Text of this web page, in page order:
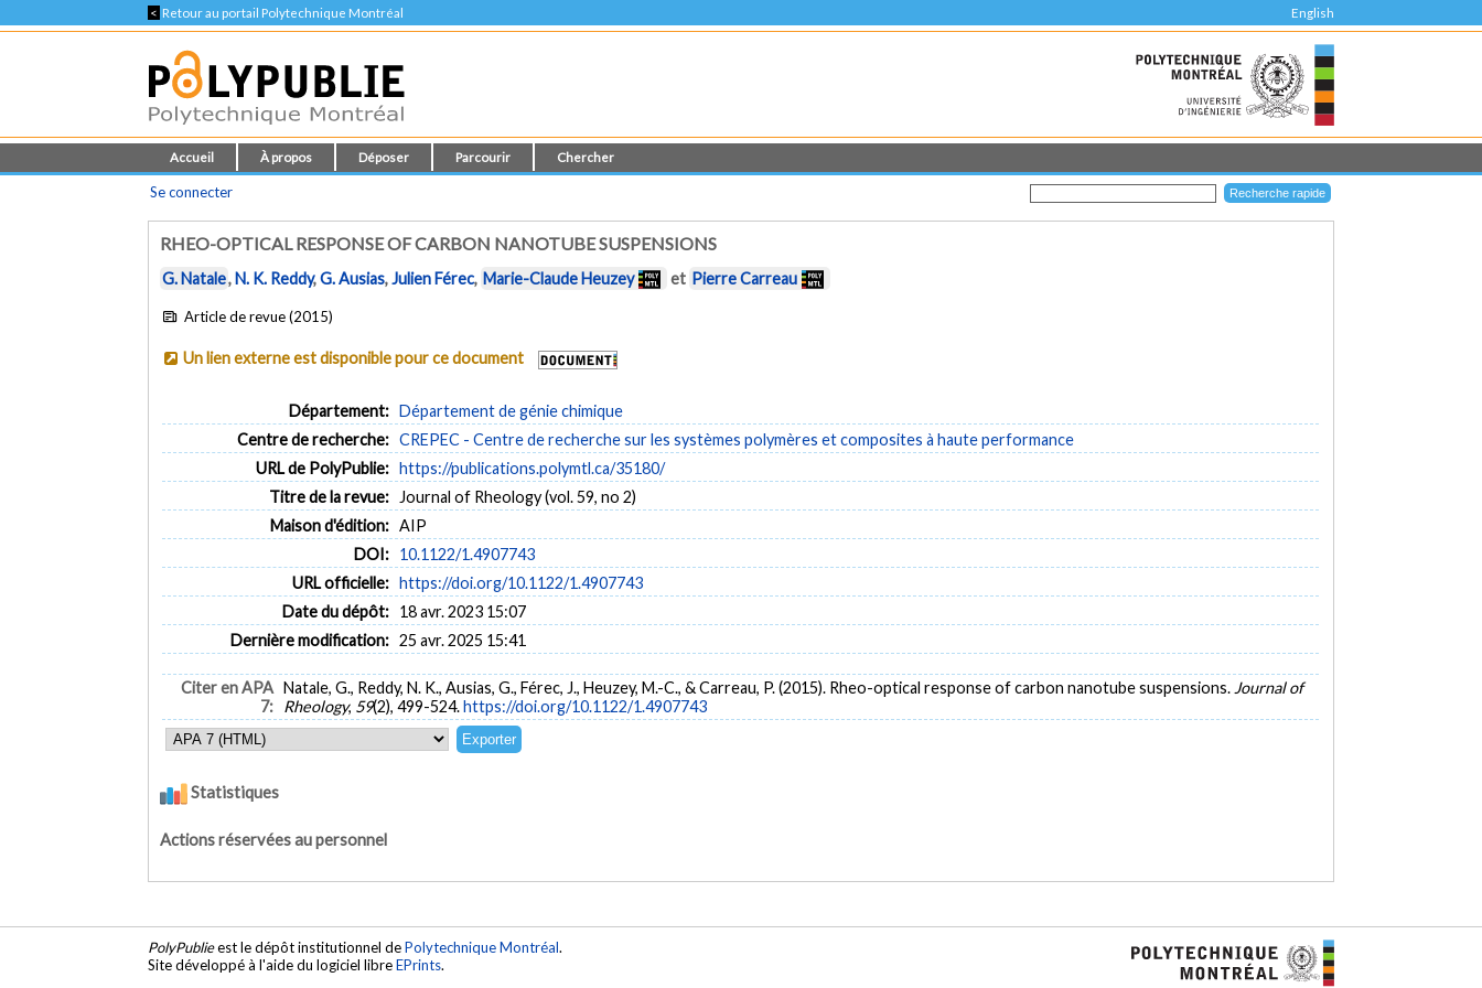
< Retour au portail Polytechnique Montréal English
Accueil À propos Déposer Parcourir Chercher
Se connecter
RHEO-OPTICAL RESPONSE OF CARBON NANOTUBE SUSPENSIONS
G. Natale,N. K. Reddy,G. Ausias,Julien Férec, Marie-Claude Heuzey et Pierre Carreau
Article de revue (2015)
Un lien externe est disponible pour ce document
Département: Département de génie chimique
Centre de recherche: CREPEC - Centre de recherche sur les systèmes polymères et composites à haute performance
URL de PolyPublie: https://publications.polymtl.ca/35180/
Titre de la revue:
Journal of Rheology (vol. 59, no 2)
Maison d'édition: AIP
DOI: 10.1122/1.4907743
URL officielle: https://doi.org/10.1122/1.4907743
Date du dépôt: 18 avr. 2023 15:07
Dernière modification: 25 avr. 2025 15:41
Citer en APA
7:
Natale, G., Reddy, N. K., Ausias, G., Férec, J., Heuzey, M.-C., & Carreau, P. (2015). Rheo-optical response of carbon nanotube suspensions. Journal of
Rheology, 59(2), 499-524.https://doi.org/10.1122/1.4907743
Statistiques
Actions réservées au personnel
PolyPublieest le dépôt institutionnel dePolytechnique Montréal.
Site développé à l'aide du logiciel libreEPrints.